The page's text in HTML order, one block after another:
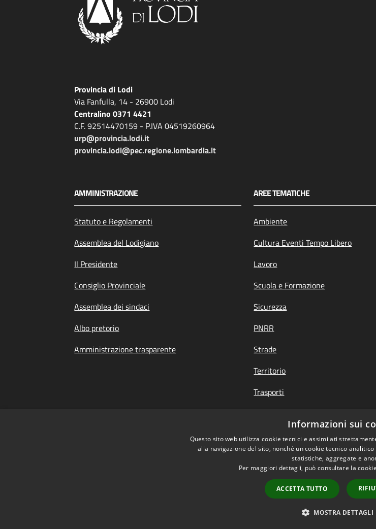
Provincia di Lodi
Via Fanfulla, 14 - 26900 Lodi
Centralino 0371 4421
C.F. 92514470159 - P.IVA 04519260964
urp@provincia.lodi.it
provincia.lodi@pec.regione.lombardia.it
AMMINISTRAZIONE
Statuto e Regolamenti
Assemblea del Lodigiano
Il Presidente
Consiglio Provinciale
Assemblea dei sindaci
Albo pretorio
Amministrazione trasparente
AREE TEMATICHE
Ambiente
Cultura Eventi Tempo Libero
Lavoro
Scuola e Formazione
Sicurezza
PNRR
Strade
Territorio
Trasporti
Meccanismo di Feedback |Obiettivi accessibilità
Mappa del sito
Informazioni sui
Questo sito web utilizza cookie tecnici e assimilati
alla navigazione del sito, nonché un cookie tecnico
statistiche, aggregate e
Per maggiori dettagli, può consultare la
ACCETTA TUTTO
MOSTRA DETTAGLI